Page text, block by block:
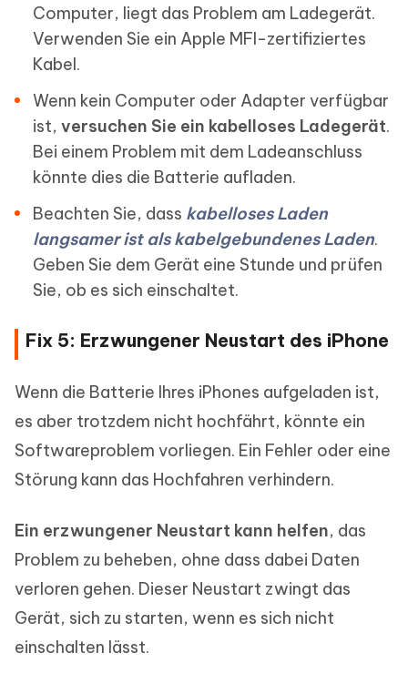
Computer, liegt das Problem am Ladegerät.
Verwenden Sie ein Apple MFI-zertifiziertes
Kabel.
Wenn kein Computer oder Adapter verfügbar
ist, versuchen Sie ein kabelloses Ladegerät.
Bei einem Problem mit dem Ladeanschluss
könnte dies die Batterie aufladen.
Beachten Sie, dass kabelloses Laden
langsamer ist als kabelgebundenes Laden.
Geben Sie dem Gerät eine Stunde und prüfen
Sie, ob es sich einschaltet.
Fix 5: Erzwungener Neustart des iPhone
Wenn die Batterie Ihres iPhones aufgeladen ist,
es aber trotzdem nicht hochfährt, könnte ein
Softwareproblem vorliegen. Ein Fehler oder eine
Störung kann das Hochfahren verhindern.
Ein erzwungener Neustart kann helfen, das
Problem zu beheben, ohne dass dabei Daten
verloren gehen. Dieser Neustart zwingt das
Gerät, sich zu starten, wenn es sich nicht
einschalten lässt.